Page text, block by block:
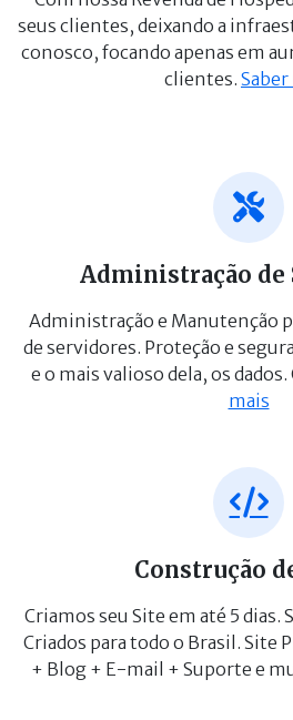
seus clientes, deixando a
conosco, focando apenas em
clientes.
Administração de
Administração e Manutenção
de servidores. Proteção e
e o mais valioso dela, os
mais
Construção
Criamos seu Site em até 5 dias.
Criados para todo o Brasil. Site
+ Blog + E-mail + Suporte e